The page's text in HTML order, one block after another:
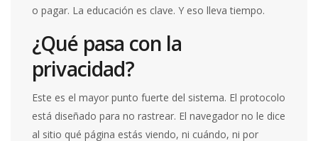
o pagar. La educación es clave. Y eso lleva tiempo.
¿Qué pasa con la
privacidad?
Este es el mayor punto fuerte del sistema. El protocolo
está diseñado para no rastrear. El navegador no le dice
al sitio qué página estás viendo, ni cuándo, ni por